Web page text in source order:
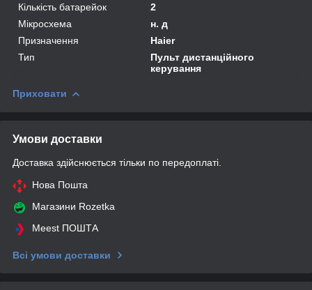
Кількість батарейок
2
Мікросхема
н. д
Призначення
Haier
Тип
Пульт дистанційного
керування
Приховати
Умови доставки
Доставка здійснюється тільки по передоплаті.
Нова Пошта
Магазини Rozetka
Meest ПОШТА
Всі умови доставки